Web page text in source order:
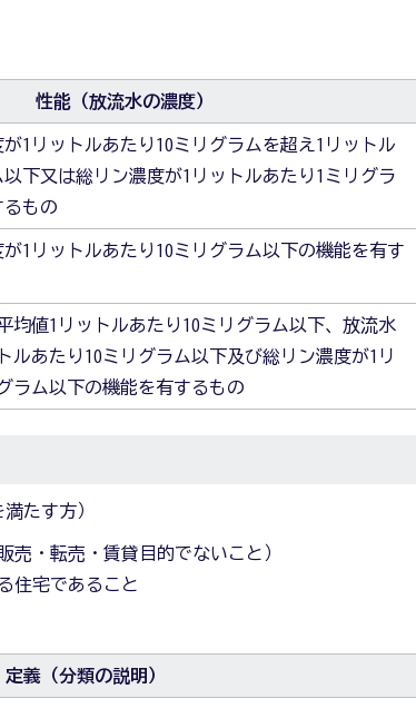
性能（放流水の濃度）
1リットルあたり10ミリグラムを超え1リットル
下又は総リン濃度が1リットルあたり1ミリグラ
るもの
1リットルあたり10ミリグラム以下の機能を有す
均値1リットルあたり10ミリグラム以下、放流水
ルあたり10ミリグラム以下及び総リン濃度が1リ
ラム以下の機能を有するもの
たす方）
売・転売・賃貸目的でないこと）
住宅であること
定義（分類の説明）